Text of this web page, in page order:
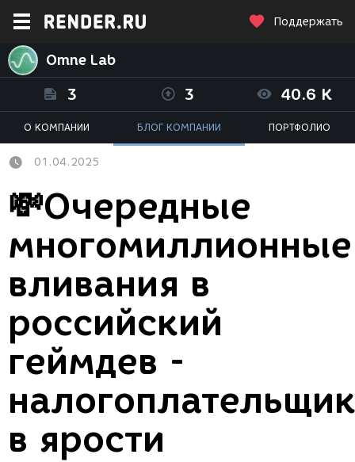
Поддержать
Omne Lab
3 3 40.6 K
О КОМПАНИИ БЛОГ КОМПАНИИ ПОРТФОЛИО
01.04.2025
💸Очередные
многомиллионные
вливания в
российский
геймдев -
в ярости